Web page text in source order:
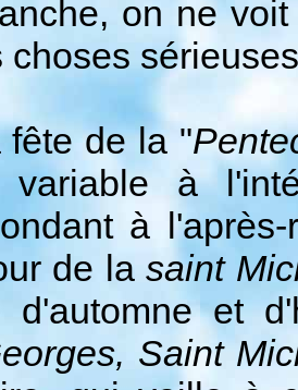
on ne
choses
de la "
à
à
de lasaint
d'automne et
Saint